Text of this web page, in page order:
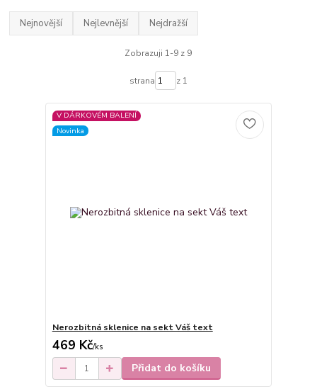
Nejnovější Nejlevnější Nejdražší
Zobrazuji 1-9 z 9
strana z 1
V DÁRKOVÉM BALENÍ
Novinka
Nerozbitná sklenice na sekt Váš text
469 Kč/ks
Přidat do košíku